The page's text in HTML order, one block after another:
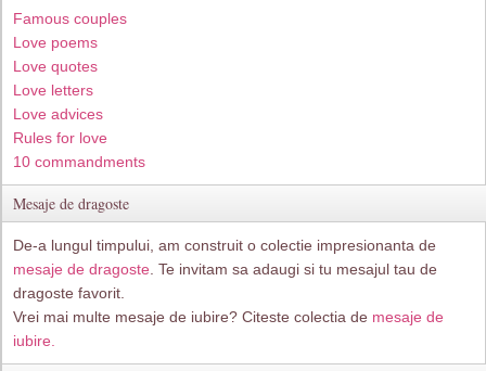
Famous couples
Love poems
Love quotes
Love letters
Love advices
Rules for love
10 commandments
Mesaje de dragoste
De-a lungul timpului, am construit o colectie impresionanta de
mesaje de dragoste . Te invitam sa adaugi si tu mesajul tau de
dragoste favorit.
Vrei mai multe mesaje de iubire? Citeste colectia de mesaje de
iubire.